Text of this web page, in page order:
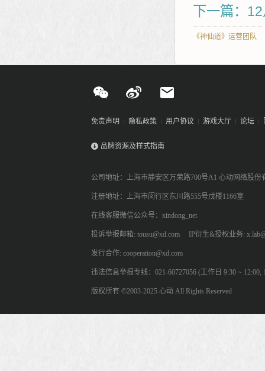
下一篇：
《神仙道》运营团队
免责声明 隐私政策 用户协议 游戏大厅 论坛
品牌资源及样式指南
公司地址：上海市静安区万荣路700号A1 心动网络股份
注册地址：上海市闵行区东川路555号戊楼1166室
在线客服微信公众号：xindong_net
投诉举报邮箱: tousu@xd.com IP衍生&授权业务:
发行合作: cooperation@xd.com
违法信息举报专线：021-60727056 (工作日 9:30 ~ 12:00,
版权所有 ©2003-2025 心动 All Rights Reserved